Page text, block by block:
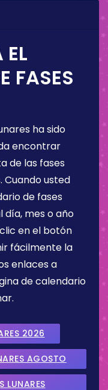
FASES
ha sido
encontrar
de las fases
Cuando usted
de fases
día, mes o año
en el botón
fácilmente la
enlaces a
de calendario
2026
AGOSTO
LUNARES